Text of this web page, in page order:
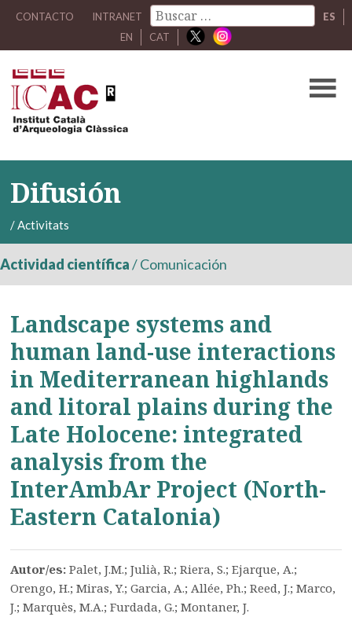
CONTACTO INTRANET
ES
EN
CAT
Difusión
/Activitats
Actividad científica/Comunicación
Landscape systems and
human land-use interactions
in Mediterranean highlands
and litoral plains during the
Late Holocene: integrated
analysis from the
InterAmbAr Project (North-
Eastern Catalonia)
Autor/es:Palet, J.M.; Julià, R.; Riera, S.; Ejarque, A.;
Orengo, H.; Miras, Y.; Garcia, A.; Allée, Ph.; Reed, J.; Marco,
J.; Marquès, M.A.; Furdada, G.; Montaner, J.